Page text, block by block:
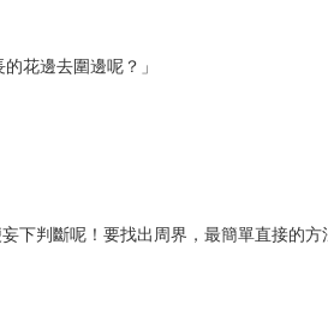
花邊去圍邊呢？」
判斷呢！要找出周界，最簡單直接的方